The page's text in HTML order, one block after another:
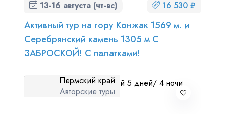
13-16 августа (чт-вс) 16 530 ₽
Активный тур на гору Конжак 1569 м. и
Серебрянский камень 1305 м С
ЗАБРОСКОЙ! С палатками!
Пермский край
Авторские туры